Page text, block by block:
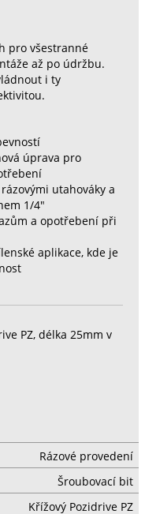
pro všestranné
až po údržbu.
i ty
úprava pro
utahováky a
1/4"
a opotřebení při
aplikace, kde je
PZ, délka 25mm v
Rázové provedení
Šroubovací bit
Křížový Pozidrive PZ